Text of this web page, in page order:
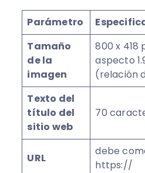
Parámetro
Tamaño
de la
imagen
800 x 418
aspecto
(relación
Texto del
título del
sitio web
70
URL
debe
https://